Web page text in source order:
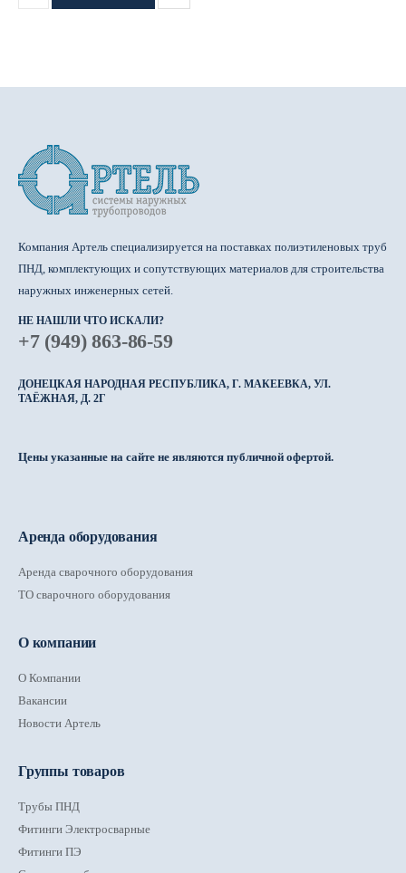
Компания Артель специализируется на поставках полиэтиленовых труб
ПНД, комплектующих и сопутствующих материалов для строительства
наружных инженерных сетей.
НЕ НАШЛИ ЧТО ИСКАЛИ?
+7 (949) 863-86-59
ДОНЕЦКАЯ НАРОДНАЯ РЕСПУБЛИКА, Г. МАКЕЕВКА, УЛ.
ТАЁЖНАЯ, Д. 2Г
Цены указанные на сайте не являются публичной офертой.
Аренда оборудования
Аренда сварочного оборудования
ТО сварочного оборудования
О компании
О Компании
Вакансии
Новости Артель
Группы товаров
Трубы ПНД
Фитинги Электросварные
Фитинги ПЭ